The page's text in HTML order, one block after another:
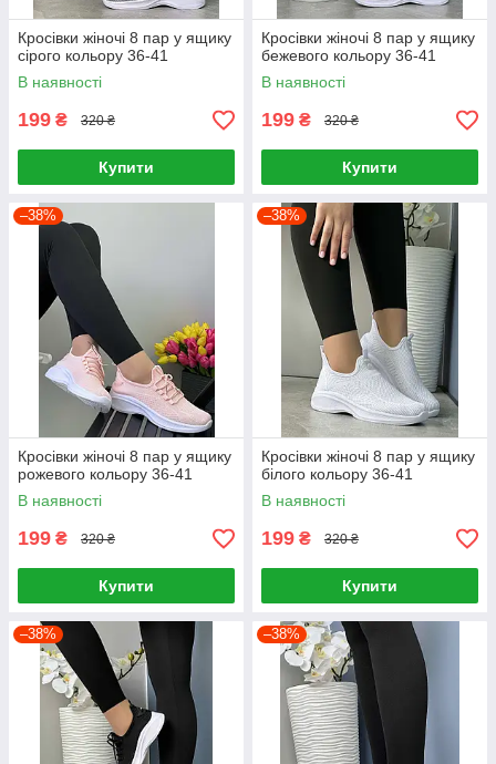
Кросівки жіночі 8 пар у ящику
сірого кольору 36-41
В наявності
199 ₴ 320 ₴
Купити
Кросівки жіночі 8 пар у ящику
бежевого кольору 36-41
В наявності
199 ₴ 320 ₴
Купити
–38%
Кросівки жіночі 8 пар у ящику
рожевого кольору 36-41
В наявності
199 ₴ 320 ₴
Купити
–38%
Кросівки жіночі 8 пар у ящику
білого кольору 36-41
В наявності
199 ₴ 320 ₴
Купити
–38% –38%